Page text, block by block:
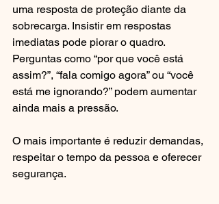
uma resposta de proteção diante da
sobrecarga. Insistir em respostas
imediatas pode piorar o quadro.
Perguntas como “por que você está
assim?”, “fala comigo agora” ou “você
está me ignorando?” podem aumentar
ainda mais a pressão.
O mais importante é reduzir demandas,
respeitar o tempo da pessoa e oferecer
segurança.